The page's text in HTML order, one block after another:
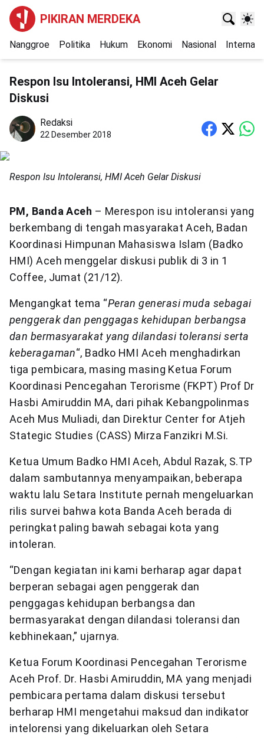
PIKIRAN MERDEKA
Nanggroe Politika Hukum Ekonomi Nasional
Respon Isu Intoleransi, HMI Aceh Gelar
Diskusi
Redaksi
22 Desember 2018
Respon Isu Intoleransi, HMI Aceh Gelar Diskusi
PM, Banda Aceh – Merespon isu intoleransi yang
berkembang di tengah masyarakat Aceh, Badan
Koordinasi Himpunan Mahasiswa Islam (Badko
HMI) Aceh menggelar diskusi publik di 3 in 1
Coffee, Jumat (21/12).
Mengangkat tema “Peran generasi muda sebagai
penggerak dan penggagas kehidupan berbangsa
dan bermasyarakat yang dilandasi toleransi serta
keberagaman“, Badko HMI Aceh menghadirkan
tiga pembicara, masing masing Ketua Forum
Koordinasi Pencegahan Terorisme (FKPT) Prof Dr
Hasbi Amiruddin MA, dari pihak Kebangpolinmas
Aceh Mus Muliadi, dan Direktur Center for Atjeh
Stategic Studies (CASS) Mirza Fanzikri M.Si.
Ketua Umum Badko HMI Aceh, Abdul Razak, S.TP
dalam sambutannya menyampaikan, beberapa
waktu lalu Setara Institute pernah mengeluarkan
rilis survei bahwa kota Banda Aceh berada di
peringkat paling bawah sebagai kota yang
intoleran.
“Dengan kegiatan ini kami berharap agar dapat
berperan sebagai agen penggerak dan
penggagas kehidupan berbangsa dan
bermasyarakat dengan dilandasi toleransi dan
kebhinekaan,” ujarnya.
Ketua Forum Koordinasi Pencegahan Terorisme
Aceh Prof. Dr. Hasbi Amiruddin, MA yang menjadi
pembicara pertama dalam diskusi tersebut
berharap HMI mengetahui maksud dan indikator
intelorensi yang dikeluarkan oleh Setara